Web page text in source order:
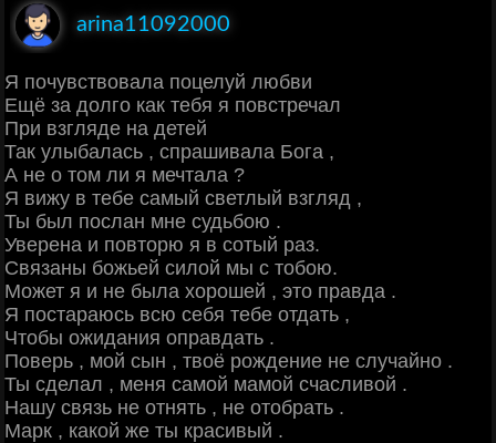
arina11092000
Я почувствовала поцелуй любви
Ещё за долго как тебя я повстречал
При взгляде на детей
Так улыбалась , спрашивала Бога ,
А не о том ли я мечтала ?
Я вижу в тебе самый светлый взгляд ,
Ты был послан мне судьбою .
Уверена и повторю я в сотый раз.
Связаны божьей силой мы с тобою.
Может я и не была хорошей , это правда .
Я постараюсь всю себя тебе отдать ,
Чтобы ожидания оправдать .
Поверь , мой сын , твоё рождение не случайно .
Ты сделал , меня самой мамой счасливой .
Нашу связь не отнять , не отобрать .
Марк , какой же ты красивый .